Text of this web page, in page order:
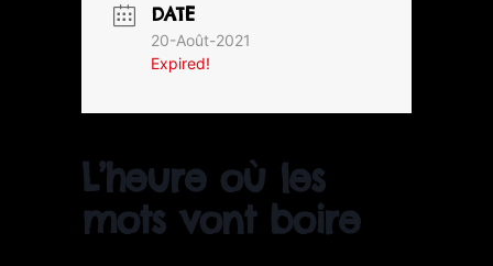
DATE
20-Août-2021
Expired!
L’heure où les
mots vont boire